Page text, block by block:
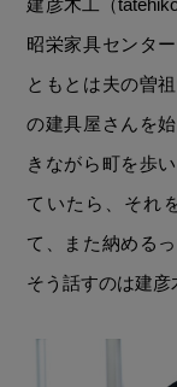
昭栄家具センタ
ともとは夫の曽
の建具屋さんを
きながら町を歩
ていたら、それ
て、また納める
そう話すのは建彦